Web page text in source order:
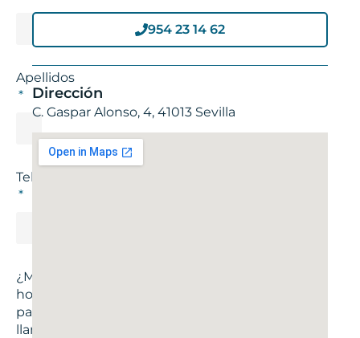
Apellidos
Teléfono
¿Mejor
hora
para
llamar?
954 23 14 62
Dirección
C. Gaspar Alonso, 4, 41013 Sevilla